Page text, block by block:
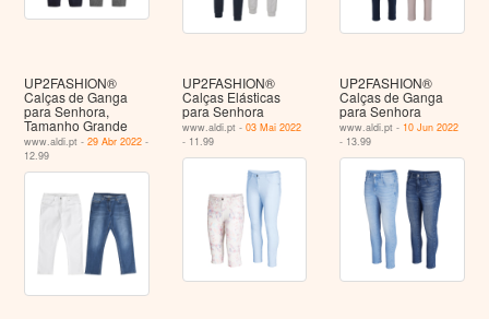
UP2FASHION®
Calças de Ganga
para Senhora,
Tamanho Grande
www.aldi.pt -29 Abr 2022 -
12.99
UP2FASHION®
Calças Elásticas
para Senhora
www.aldi.pt - 03 Mai 2022
- 11.99
UP2FASHION®
Calças de Ganga
para Senhora
www.aldi.pt - 10 Jun 2022
- 13.99